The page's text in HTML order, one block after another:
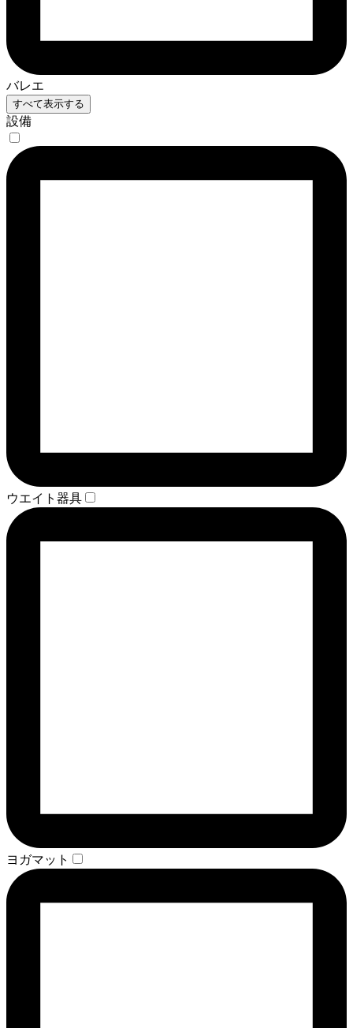
バレエ
すべて表示する
設備
ウエイト器具
ヨガマット